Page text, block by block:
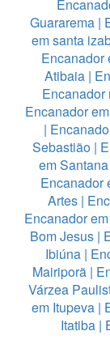
Guararema |
em santa
Encanador
Atibaia|
Encanador
Encanador
|
Sebastião|
em
Encanador
Artes |
Encanador
Bom Jesus|
Ibiúna|
Mairiporã|
Várzea
em Itupeva |
Itatiba |